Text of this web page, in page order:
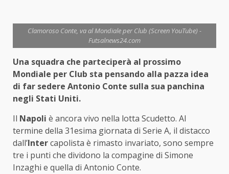
Clamoroso Conte, va al Mondiale per Club (Screen YouTube) -
Futsalnews24.com
Una squadra che parteciperà al prossimo
Mondiale per Club sta pensando alla pazza idea
di far sedere Antonio Conte sulla sua panchina
negli Stati Uniti.
Il Napoli è ancora vivo nella lotta Scudetto. Al
termine della 31esima giornata di Serie A, il distacco
dall’Intercapolista è rimasto invariato, sono sempre
tre i punti che dividono la compagine di Simone
Inzaghi e quella di Antonio Conte.